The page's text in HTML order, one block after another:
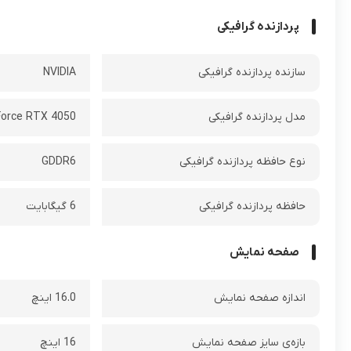
پردازنده گرافیکی
سازنده پردازنده گرافیکی NVIDIA
مدل پردازنده گرافیکی RTX 4050
نوع حافظه پردازنده گرافیکی GDDR6
حافظه پردازنده گرافیکی 6 گیگابایت
صفحه نمایش
اندازه صفحه نمایش 16.0 اینچ
بازه‌ی سایز صفحه نمایش 16 اینچ